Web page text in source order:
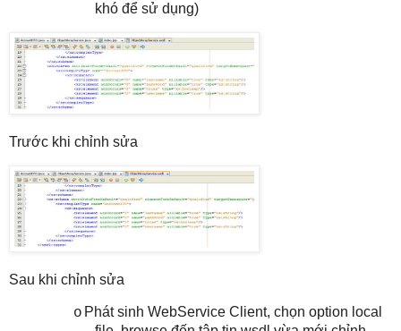
khó để sử dụng)
Trước khi chỉnh sửa
Sau khi chỉnh sửa
o Phát sinh WebService Client, chọn option local